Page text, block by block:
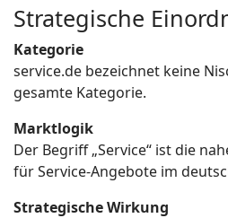
Strategische
Kategorie
service.de bezeichnet keine
gesamte Kategorie.
Marktlogik
Der Begriff „Service“ ist die
für Service-Angebote im
Strategische Wirkung